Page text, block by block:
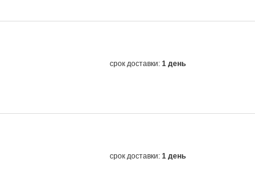
срок доставки: 1 день
срок доставки: 1 день